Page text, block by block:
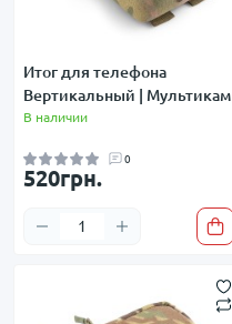
Итог для телефона
Вертикальный | Мультикам
В наличии
0
520грн.